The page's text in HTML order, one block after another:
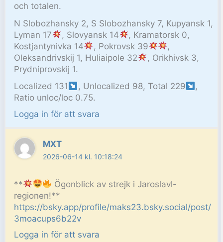
och totalen.
N Slobozhansky 2, S Slobozhansky 7, Kupyansk 1,
Lyman 17
, Slovyansk 14
, Kramatorsk 0,
Kostjantynivka 14
, Pokrovsk 39
,
Oleksandrivskij 1, Huliaipole 32
, Orikhivsk 3,
Prydniprovskij 1.
Localized 131
, Unlocalized 98, Total 229
,
Ratio unloc/loc 0.75.
Logga in för att svara
MXT
2026-06-14 kl. 10:18:24
**
Ögonblick av strejk i Jaroslavl-
regionen!**
https://bsky.app/profile/maks23.bsky.social/post/
3moacups6b22v
Logga in för att svara